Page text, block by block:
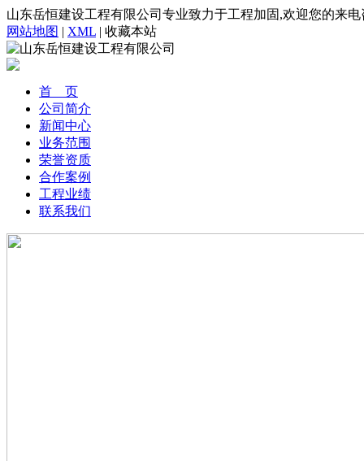
山东岳恒建设工程有限公司专业致力于工程加固,欢迎您的来电
网站地图 | XML | 收藏本站
首 页
公司简介
新闻中心
业务范围
荣誉资质
合作案例
工程业绩
联系我们